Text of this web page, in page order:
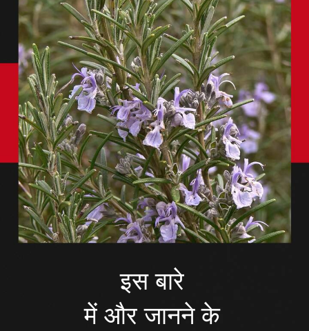
इस बारे
में और जानने के